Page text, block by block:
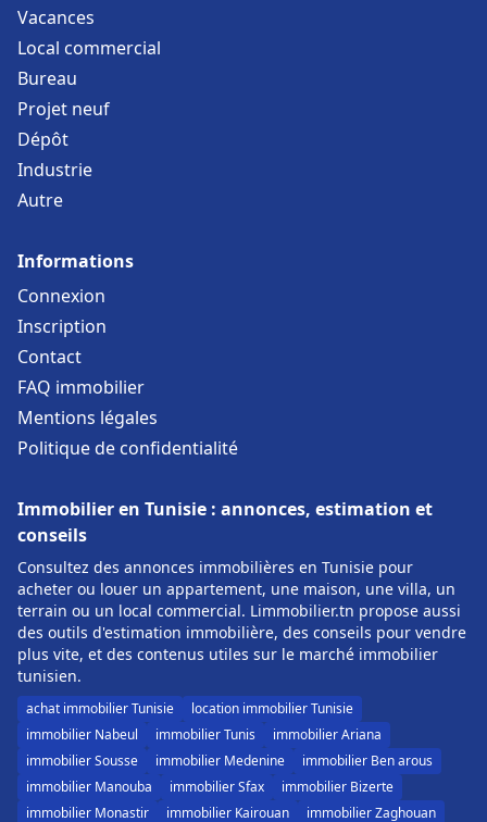
Vacances
Local commercial
Bureau
Projet neuf
Dépôt
Industrie
Autre
Informations
Connexion
Inscription
Contact
FAQ immobilier
Mentions légales
Politique de confidentialité
Immobilier en Tunisie : annonces, estimation et
conseils
Consultez des annonces immobilières en Tunisie pour
acheter ou louer un appartement, une maison, une villa, un
terrain ou un local commercial. Limmobilier.tn propose aussi
des outils d'estimation immobilière, des conseils pour vendre
plus vite, et des contenus utiles sur le marché immobilier
tunisien.
achat immobilier Tunisie
location immobilier Tunisie
immobilier Nabeul
immobilier Tunis
immobilier Ariana
immobilier Sousse
immobilier Medenine
immobilier Ben arous
immobilier Manouba
immobilier Sfax
immobilier Bizerte
immobilier Monastir
immobilier Kairouan immobilier Zaghouan